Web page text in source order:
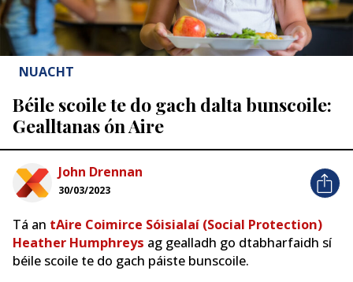
NUACHT
Béile scoile te do gach dalta bunscoile:
Gealltanas ón Aire
John Drennan
30/03/2023
Tá an tAire Coimirce Sóisialaí (Social Protection)
Heather Humphreys ag gealladh go dtabharfaidh sí
béile scoile te do gach páiste bunscoile.